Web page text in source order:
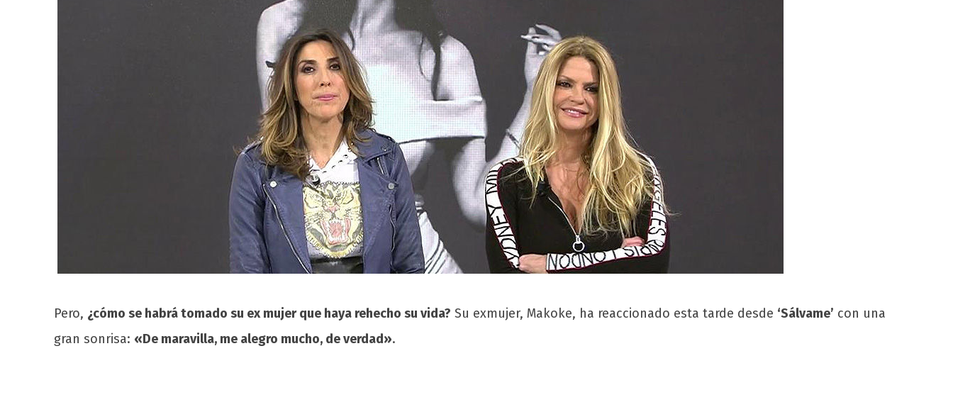
Pero, ¿cómo se habrá tomado su ex mujer que haya rehecho su vida? Su exmujer, Makoke, ha reaccionado esta tarde desde ‘Sálvame’ con una
gran sonrisa: «De maravilla, me alegro mucho, de verdad».